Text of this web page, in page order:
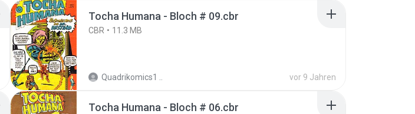
Tocha Humana - Bloch # 09.cbr
CBR 11.3 MB
Quadrikomics1 .. vor 9 Jahren
Tocha Humana - Bloch # 06.cbr